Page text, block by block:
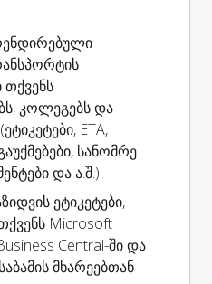
თქვენს
კოლეგებს და
ETA,
სანომრე
და ა.შ.)
ეტიკეტები,
Microsoft
Central-ში და
მხარეებთან